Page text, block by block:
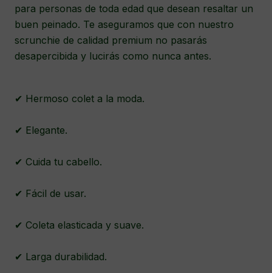
para personas de toda edad que desean resaltar un
buen peinado. Te aseguramos que con nuestro
scrunchie de calidad premium no pasarás
desapercibida y lucirás como nunca antes.
✔ Hermoso colet a la moda.
✔ Elegante.
✔ Cuida tu cabello.
✔ Fácil de usar.
✔ Coleta elasticada y suave.
✔ Larga durabilidad.